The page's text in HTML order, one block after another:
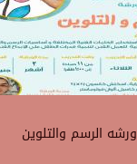
ورشه الرسم والتلوين